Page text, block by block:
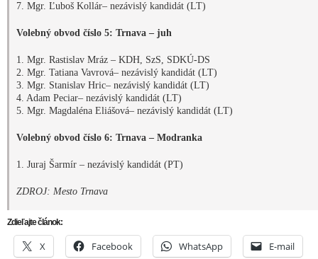
7. Mgr. Ľuboš Kollár– nezávislý kandidát (LT)
Volebný obvod číslo 5: Trnava – juh
1. Mgr. Rastislav Mráz – KDH, SzS, SDKÚ-DS
2. Mgr. Tatiana Vavrová– nezávislý kandidát (LT)
3. Mgr. Stanislav Hric– nezávislý kandidát (LT)
4. Adam Peciar– nezávislý kandidát (LT)
5. Mgr. Magdaléna Eliášová– nezávislý kandidát (LT)
Volebný obvod číslo 6: Trnava – Modranka
1. Juraj Šarmír – nezávislý kandidát (PT)
ZDROJ: Mesto Trnava
Zdieľajte článok:
X Facebook WhatsApp E-mail